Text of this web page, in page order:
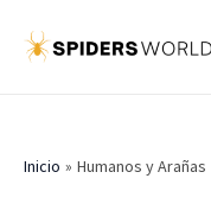
Inicio Humanos y Arañas